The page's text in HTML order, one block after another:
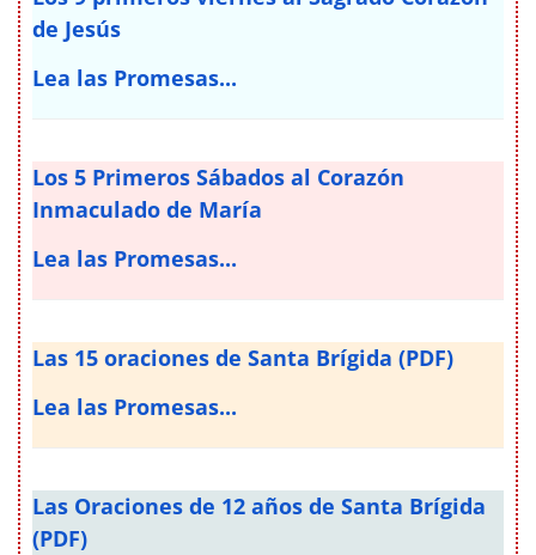
de Jesús
Lea las Promesas...
Los 5 Primeros Sábados al Corazón
Inmaculado de María
Lea las Promesas...
Las 15 oraciones de Santa Brígida (PDF)
Lea las Promesas...
Las Oraciones de 12 años de Santa Brígida
(PDF)